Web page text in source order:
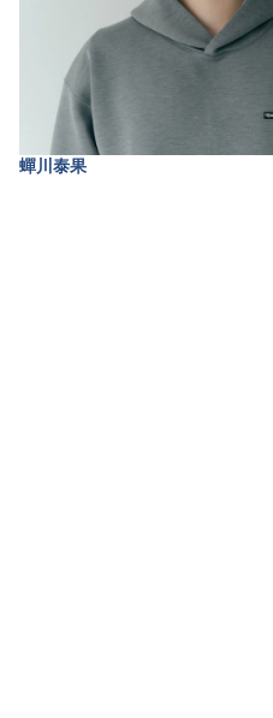
蟬川泰果